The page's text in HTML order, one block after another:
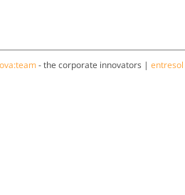
- the corporate innovators | entresol